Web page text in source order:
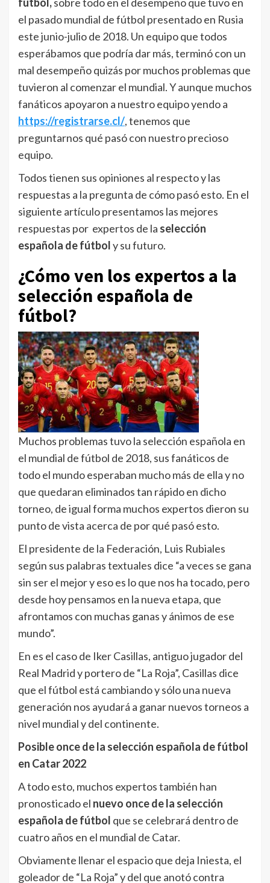
el pasado mundial de fútbol presentado en Rusia
este junio-julio de 2018. Un equipo que todos
esperábamos que podría dar más, terminó con un
mal desempeño quizás por muchos problemas que
tuvieron al comenzar el mundial. Y aunque muchos
fanáticos apoyaron a nuestro equipo yendo a
https://registrarse.cl/, tenemos que
preguntarnos qué pasó con nuestro precioso
equipo.
Todos tienen sus opiniones al respecto y las
respuestas a la pregunta de cómo pasó esto. En el
siguiente artículo presentamos las mejores
respuestas por expertos de la selección
española de fútboly su futuro.
¿Cómo ven los expertos a la
selección española de
fútbol?
Muchos problemas tuvo la selección española en
el mundial de fútbol de 2018, sus fanáticos de
todo el mundo esperaban mucho más de ella y no
que quedaran eliminados tan rápido en dicho
torneo, de igual forma muchos expertos dieron su
punto de vista acerca de por qué pasó esto.
El presidente de la Federación, Luis Rubiales
según sus palabras textuales dice “a veces se gana
sin ser el mejor y eso es lo que nos ha tocado, pero
desde hoy pensamos en la nueva etapa, que
afrontamos con muchas ganas y ánimos de ese
mundo”.
En es el caso de Iker Casillas, antiguo jugador del
Real Madrid y portero de “La Roja”, Casillas dice
que el fútbol está cambiando y sólo una nueva
generación nos ayudará a ganar nuevos torneos a
nivel mundial y del continente.
Posible once de la selección española de fútbol
en Catar 2022
A todo esto, muchos expertos también han
pronosticado el nuevo once de la selección
española de fútbol que se celebrará dentro de
cuatro años en el mundial de Catar.
Obviamente llenar el espacio que deja Iniesta, el
goleador de “La Roja” y del que anotó contra